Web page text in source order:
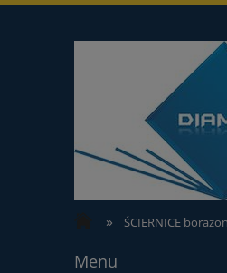
» ŚCIERNICE
Menu